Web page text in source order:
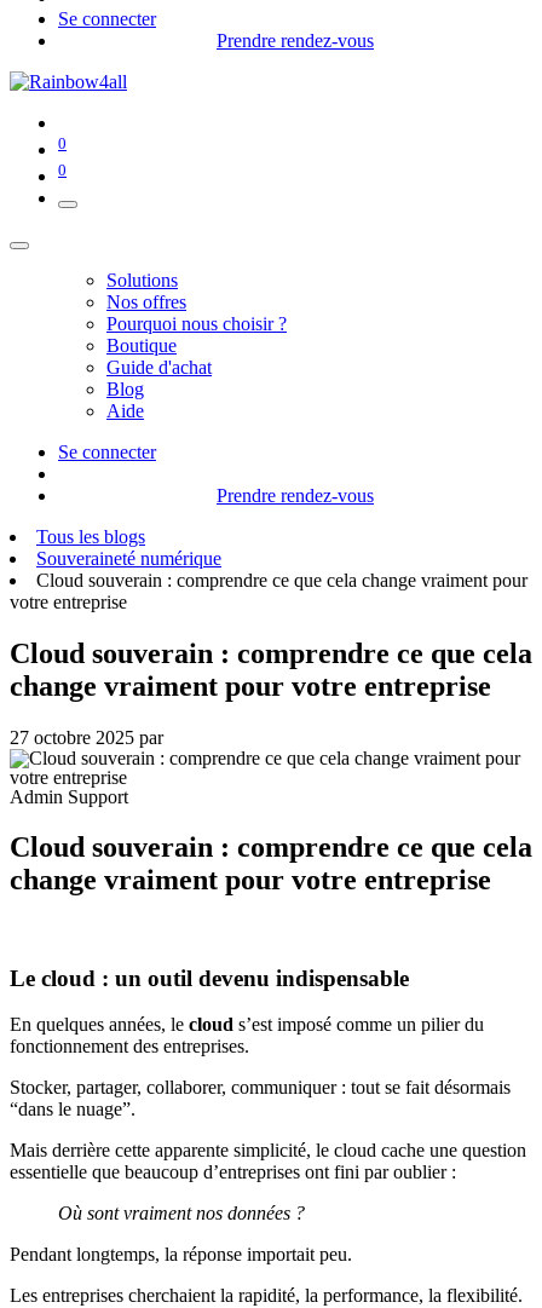
Se connecter
Prendre rendez-vous
0
0
Solutions
Nos offres
Pourquoi nous choisir ?
Boutique
Guide d'achat
Blog
Aide
Se connecter
Prendre rendez-vous
Tous les blogs
Souveraineté numérique
Cloud souverain : comprendre ce que cela change vraiment pour
votre entreprise
Cloud souverain : comprendre ce que cela
change vraiment pour votre entreprise
27 octobre 2025 par
Admin Support
Cloud souverain : comprendre ce que cela
change vraiment pour votre entreprise
Le cloud : un outil devenu indispensable
En quelques années, le cloud s’est imposé comme un pilier du
fonctionnement des entreprises.
Stocker, partager, collaborer, communiquer : tout se fait désormais
“dans le nuage”.
Mais derrière cette apparente simplicité, le cloud cache une question
essentielle que beaucoup d’entreprises ont fini par oublier :
Où sont vraiment nos données ?
Pendant longtemps, la réponse importait peu.
Les entreprises cherchaient la rapidité, la performance, la flexibilité.